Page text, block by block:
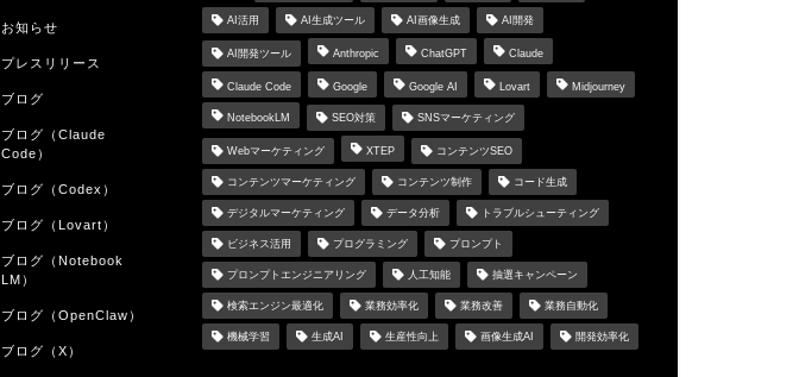
お知らせ
プレスリリース
ブログ
ブログ（Claude
Code）
ブログ（Codex）
ブログ（Lovart）
ブログ（Notebook
LM）
ブログ（OpenClaw）
ブログ（X）
AI活用 AI生成ツール AI画像生成 AI開発
AI開発ツール Anthropic ChatGPT Claude
Claude Code Google Google AI Lovart Midjourney
NotebookLM SEO対策 SNSマーケティング
Webマーケティング XTEP コンテンツSEO
コンテンツマーケティング コンテンツ制作 コード生成
デジタルマーケティング データ分析 トラブルシューティング
ビジネス活用 プログラミング プロンプト
プロンプトエンジニアリング 人工知能 抽選キャンペーン
検索エンジン最適化 業務効率化 業務改善 業務自動化
機械学習 生成AI 生産性向上 画像生成AI 開発効率化